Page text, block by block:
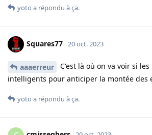
yoto a répondu à ça.
Squares77 20 oct. 2023
aaaerreur
C'est là où on va voir si
intelligents pour anticiper la montée des
yoto a répondu à ça.